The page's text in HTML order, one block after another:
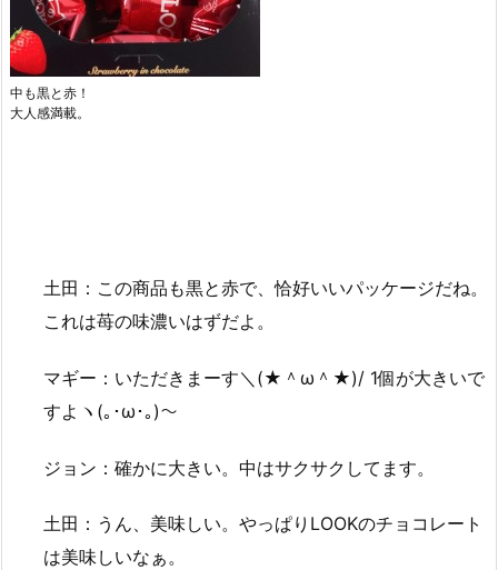
中も黒と赤！
大人感満載。
土田：この商品も黒と赤で、恰好いいパッケージだね。
これは苺の味濃いはずだよ。
マギー：いただきまーす＼(★＾ω＾★)/ 1個が大きいで
すよヽ(｡･ω･｡)～
ジョン：確かに大きい。中はサクサクしてます。
土田：うん、美味しい。やっぱりLOOKのチョコレート
は美味しいなぁ。